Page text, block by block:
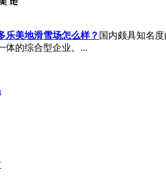
乐美地滑雪场怎么样？ 国内颇具知名
体的综合型企业。...